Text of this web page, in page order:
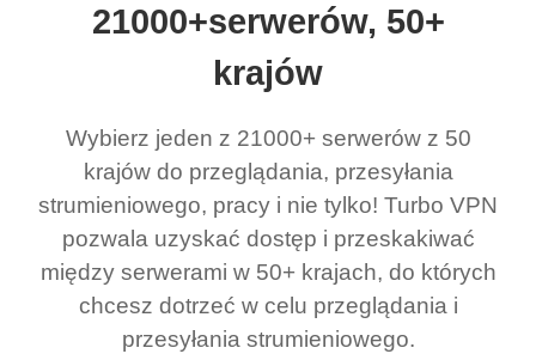
21000+serwerów, 50+
krajów
Wybierz jeden z 21000+ serwerów z 50
krajów do przeglądania, przesyłania
strumieniowego, pracy i nie tylko! Turbo VPN
pozwala uzyskać dostęp i przeskakiwać
między serwerami w 50+ krajach, do których
chcesz dotrzeć w celu przeglądania i
przesyłania strumieniowego.